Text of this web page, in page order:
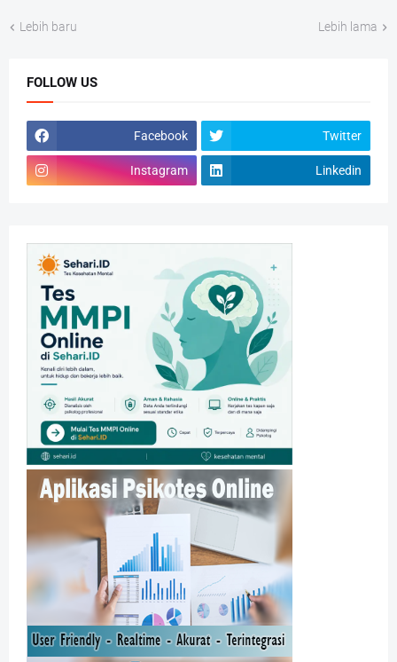
Lebih baru Lebih lama
FOLLOW US
Facebook Twitter
Instagram Linkedin